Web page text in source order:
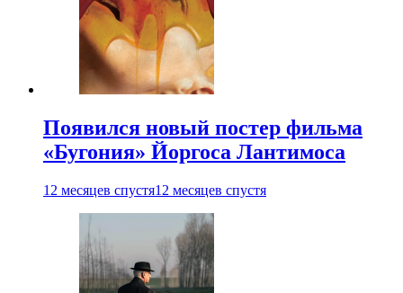
Появился новый постер фильма
«Бугония» Йоргоса Лантимоса
12 месяцев спустя12 месяцев спустя